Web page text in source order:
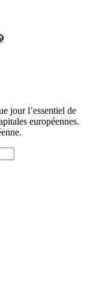
jour l’essentiel de
européennes.